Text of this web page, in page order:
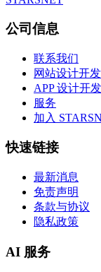
公司信息
联系我们
网站设计开发
APP 设计开发
服务
加入
快速链接
最新消息
免责声明
条款与协议
隐私政策
AI 服务